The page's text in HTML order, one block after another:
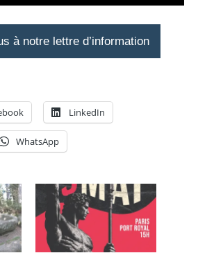
à notre lettre d’information
LinkedIn
WhatsApp